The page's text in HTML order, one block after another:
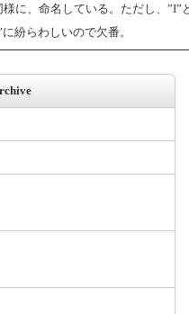
に、命名している。ただし、”I”
紛らわしいので欠番。